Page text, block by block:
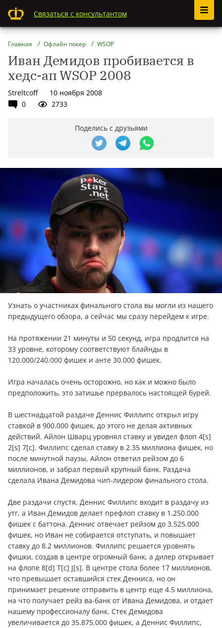
Связаться с консультантом
Главная Офлайн покер WSOP
Иван Демидов пробивается в
хедс-ап WSOP 2008
Streltcoff
10 ноября 2008
0
2733
Поделись с друзьями
Узнать о участниках финального стола вы могли из нашего
предыдущего обзора, а сейчас мы сразу перейдем к игре.
На протяжении 21 минуты и 50 секунд, игра продлится на
33 уровне, которому соответствуют блайнды в
120.000/240.000 фишек и анте 30.000 фишек.
Игра началась очень осторожно, но как и можно было
предположить, это затишье прервалось настоящей бурей.
В шестнадцатой раздаче Деннис Филлипс открыл игру
ставкой в 900.000 фишек, до этого не делая активных
действий. Айлон Шварц уровнял ставку и увидел флоп 4[s]
2[s] 7[c]. Филлипс сделал ставку в 2.35 миллиона фишек, но
после минутной паузы, Айлон ответил рейзом до 6
миллионов, и забрал первый крупный банк. Раздача
сделала Ивана Демидова чип-лидером финального стола.
Две раздачи спустя, Деннис Филлипс входит в раздачу из
утг, а Иван Демидов делает префлоп ставку в 1.250.000
фишек с баттона. Деннис отвечает рейзом до 3.525.000
фишек, но Иван не собирается отступать, и повышает
ставку до 8.2 миллионов. Филлипс решается уровнять
фишки, создав в центре огромный банк, а дилер открывает
на флопе 8[d] T[c] J[s]. В центре стола более 17 миллионов,
что превышает оставшийся стек Денниса, но он
принимает решение отправить в центр еще 4.5 миллиона,
на что получает рейз ва-банк от Ивана Демидова, и отдает
нашему профессионалу банк. Стек Демидова
увеличивается до 35.875.000 фишек, а Деннис Филлипс,